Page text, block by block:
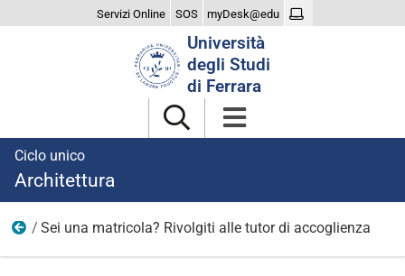
Servizi Online SOS myDesk@edu
Università
degli Studi
di Ferrara
Ciclo unico
Architettura
2023
Sei una matricola? Rivolgiti alle tutor di accoglienza